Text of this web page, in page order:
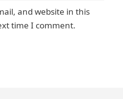
and website in this
time I comment.